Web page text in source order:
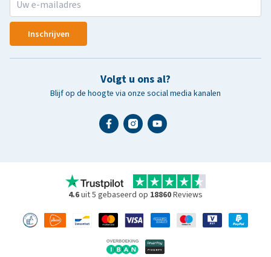
Inschrijven
Volgt u ons al?
Blijf op de hoogte via onze social media kanalen
4.6uit 5 gebaseerd op 18860Reviews